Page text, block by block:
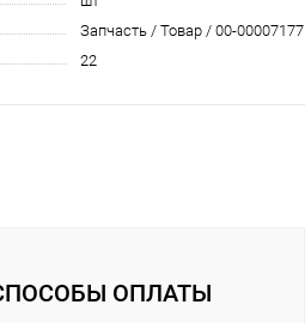
Запчасть / Товар / 00-00007177
22
ОПЛАТЫ